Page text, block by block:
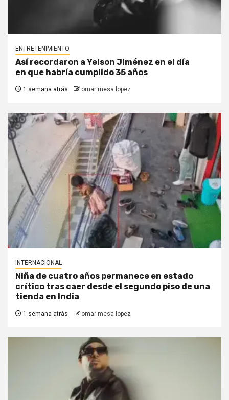
ENTRETENIMIENTO
Así recordaron a Yeison Jiménez en el día
en que habría cumplido 35 años
1 semana atrás omar mesa lopez
INTERNACIONAL
Niña de cuatro años permanece en estado
crítico tras caer desde el segundo piso de una
tienda en India
1 semana atrás omar mesa lopez